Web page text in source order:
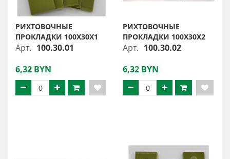
РИХТОВОЧНЫЕ
ПРОКЛАДКИ 100Х30Х1
Арт. 100.30.01
6,32 BYN
РИХТОВОЧНЫЕ
ПРОКЛАДКИ 100Х30Х2
Арт. 100.30.02
6,32 BYN